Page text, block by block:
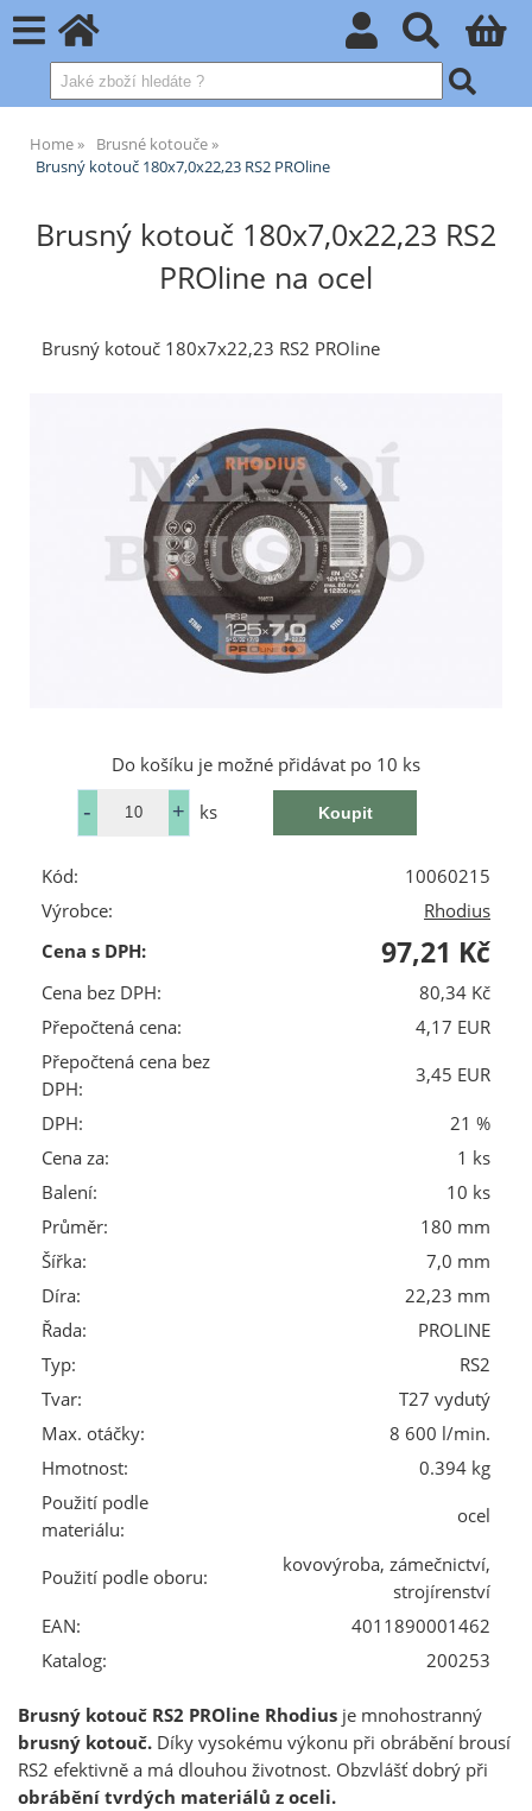
Home
Brusné kotouče
Brusný kotouč 180x7,0x22,23 RS2 PROline
Brusný kotouč 180x7,0x22,23 RS2
PROline na ocel
Brusný kotouč 180x7x22,23 RS2 PROline
Do košíku je možné přidávat po 10 ks
ks
Kód:
10060215
Výrobce:
Rhodius
Cena s DPH:
97,21 Kč
Cena bez DPH:
80,34 Kč
Přepočtená cena:
4,17 EUR
Přepočtená cena bez
DPH:
3,45 EUR
DPH:
21 %
Cena za:
1 ks
Balení:
10 ks
Průměr:
180 mm
Šířka:
7,0 mm
Díra:
22,23 mm
Řada:
PROLINE
Typ:
RS2
Tvar:
T27 vydutý
Max. otáčky:
8 600 l/min.
Hmotnost:
0.394 kg
Použití podle
materiálu:
ocel
Použití podle oboru:
kovovýroba, zámečnictví,
strojírenství
EAN:
4011890001462
Katalog:
200253
Brusný kotouč RS2 PROline Rhodius je mnohostranný
brusný kotouč. Díky vysokému výkonu při obrábění brousí
RS2 efektivně a má dlouhou životnost. Obzvlášť dobrý při
obrábění tvrdých materiálů z oceli.